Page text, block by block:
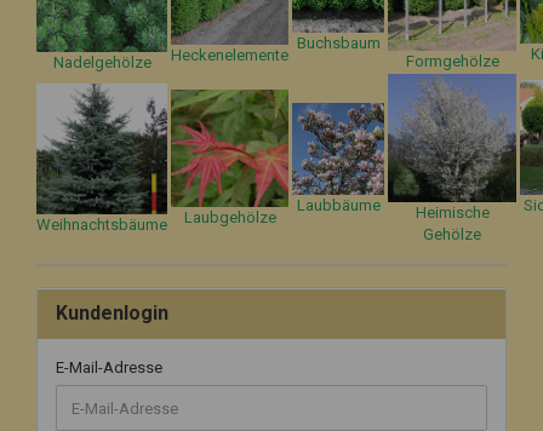
Nadelgehölze Heckenelemente
Buchsbaum
Formgehölze
Weihnachtsbäume Laubgehölze
Laubbäume
Heimische
Gehölze
Kundenlogin
E-Mail-Adresse